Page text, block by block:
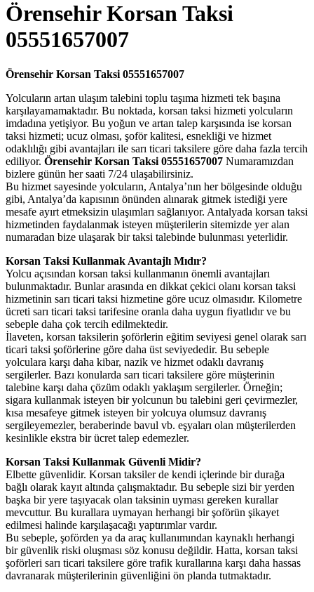
Örensehir Korsan Taksi
05551657007
Örensehir Korsan Taksi 05551657007
Yolcuların artan ulaşım talebini toplu taşıma hizmeti tek başına
karşılayamamaktadır. Bu noktada, korsan taksi hizmeti yolcuların
imdadına yetişiyor. Bu yoğun ve artan talep karşısında ise korsan
taksi hizmeti; ucuz olması, şoför kalitesi, esnekliği ve hizmet
odaklılığı gibi avantajları ile sarı ticari taksilere göre daha fazla tercih
ediliyor. Örensehir Korsan Taksi 05551657007 Numaramızdan
bizlere günün her saati 7/24 ulaşabilirsiniz.
Bu hizmet sayesinde yolcuların, Antalya’nın her bölgesinde olduğu
gibi, Antalya’da kapısının önünden alınarak gitmek istediği yere
mesafe ayırt etmeksizin ulaşımları sağlanıyor. Antalyada korsan taksi
hizmetinden faydalanmak isteyen müşterilerin sitemizde yer alan
numaradan bize ulaşarak bir taksi talebinde bulunması yeterlidir.
Korsan Taksi Kullanmak Avantajlı Mıdır?
Yolcu açısından korsan taksi kullanmanın önemli avantajları
bulunmaktadır. Bunlar arasında en dikkat çekici olanı korsan taksi
hizmetinin sarı ticari taksi hizmetine göre ucuz olmasıdır. Kilometre
ücreti sarı ticari taksi tarifesine oranla daha uygun fiyatlıdır ve bu
sebeple daha çok tercih edilmektedir.
İlaveten, korsan taksilerin şoförlerin eğitim seviyesi genel olarak sarı
ticari taksi şoförlerine göre daha üst seviyededir. Bu sebeple
yolculara karşı daha kibar, nazik ve hizmet odaklı davranış
sergilerler. Bazı konularda sarı ticari taksilere göre müşterinin
talebine karşı daha çözüm odaklı yaklaşım sergilerler. Örneğin;
sigara kullanmak isteyen bir yolcunun bu talebini geri çevirmezler,
kısa mesafeye gitmek isteyen bir yolcuya olumsuz davranış
sergileyemezler, beraberinde bavul vb. eşyaları olan müşterilerden
kesinlikle ekstra bir ücret talep edemezler.
Korsan Taksi Kullanmak Güvenli Midir?
Elbette güvenlidir. Korsan taksiler de kendi içlerinde bir durağa
bağlı olarak kayıt altında çalışmaktadır. Bu sebeple sizi bir yerden
başka bir yere taşıyacak olan taksinin uyması gereken kurallar
mevcuttur. Bu kurallara uymayan herhangi bir şoförün şikayet
edilmesi halinde karşılaşacağı yaptırımlar vardır.
Bu sebeple, şoförden ya da araç kullanımından kaynaklı herhangi
bir güvenlik riski oluşması söz konusu değildir. Hatta, korsan taksi
şoförleri sarı ticari taksilere göre trafik kurallarına karşı daha hassas
davranarak müşterilerinin güvenliğini ön planda tutmaktadır.